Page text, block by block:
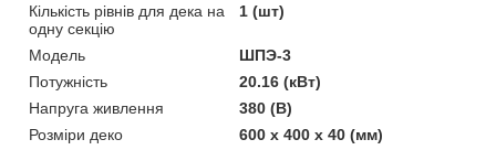
Кількість рівнів для дека на
одну секцію
1 (шт)
Модель
ШПЭ-3
Потужність
20.16 (кВт)
Напруга живлення
380 (В)
Розміри деко
600 х 400 х 40 (мм)